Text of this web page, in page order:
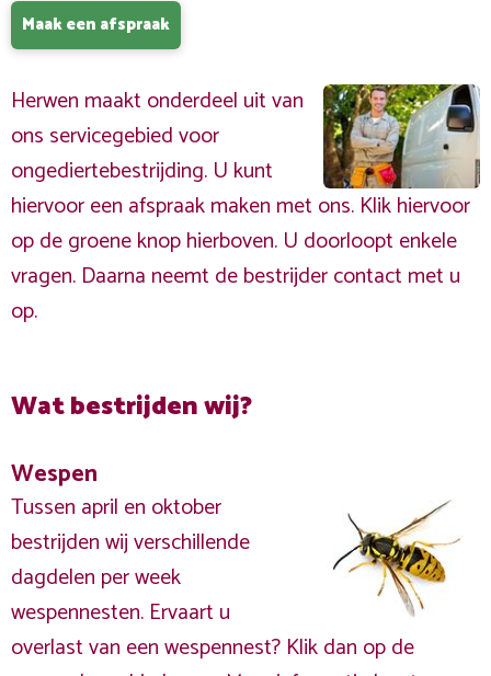
Maak een afspraak
Herwen maakt onderdeel uit van
ons servicegebied voor
ongediertebestrijding. U kunt
hiervoor een afspraak maken met ons. Klik hiervoor
op de groene knop hierboven. U doorloopt enkele
vragen. Daarna neemt de bestrijder contact met u
op.
Wat bestrijden wij?
Wespen
Tussen april en oktober
bestrijden wij verschillende
dagdelen per week
wespennesten. Ervaart u
overlast van een wespennest? Klik dan op de